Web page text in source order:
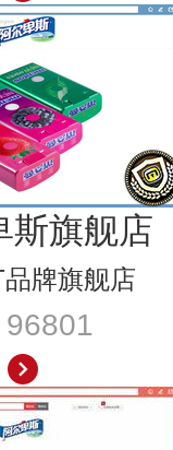
斯旗舰店
牌旗舰店